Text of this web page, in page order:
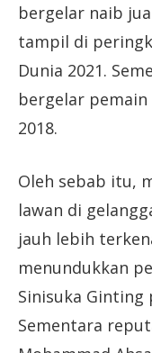
bergelar naib
tampil di
Dunia 2021.
bergelar
2018.
Oleh sebab itu,
lawan di
jauh lebih
menundukkan
Sinisuka Ginting
Sementara